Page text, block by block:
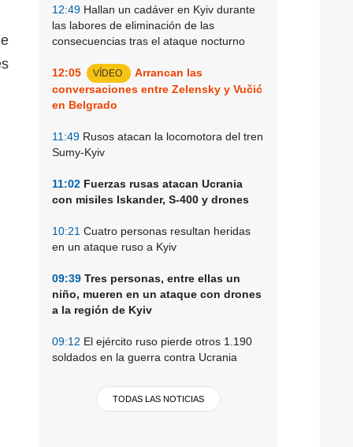
12:49 Hallan un cadáver en Kyiv durante
las labores de eliminación de las
consecuencias tras el ataque nocturno
12:05 VÍDEO
Arrancan las
conversaciones entre Zelensky y Vučić
en Belgrado
11:49 Rusos atacan la locomotora del tren
Sumy-Kyiv
11:02 Fuerzas rusas atacan Ucrania
con misiles Iskander, S-400 y drones
10:21 Cuatro personas resultan heridas
en un ataque ruso a Kyiv
09:39 Tres personas, entre ellas un
niño, mueren en un ataque con drones
a la región de Kyiv
09:12 El ejército ruso pierde otros 1.190
soldados en la guerra contra Ucrania
TODAS LAS NOTICIAS